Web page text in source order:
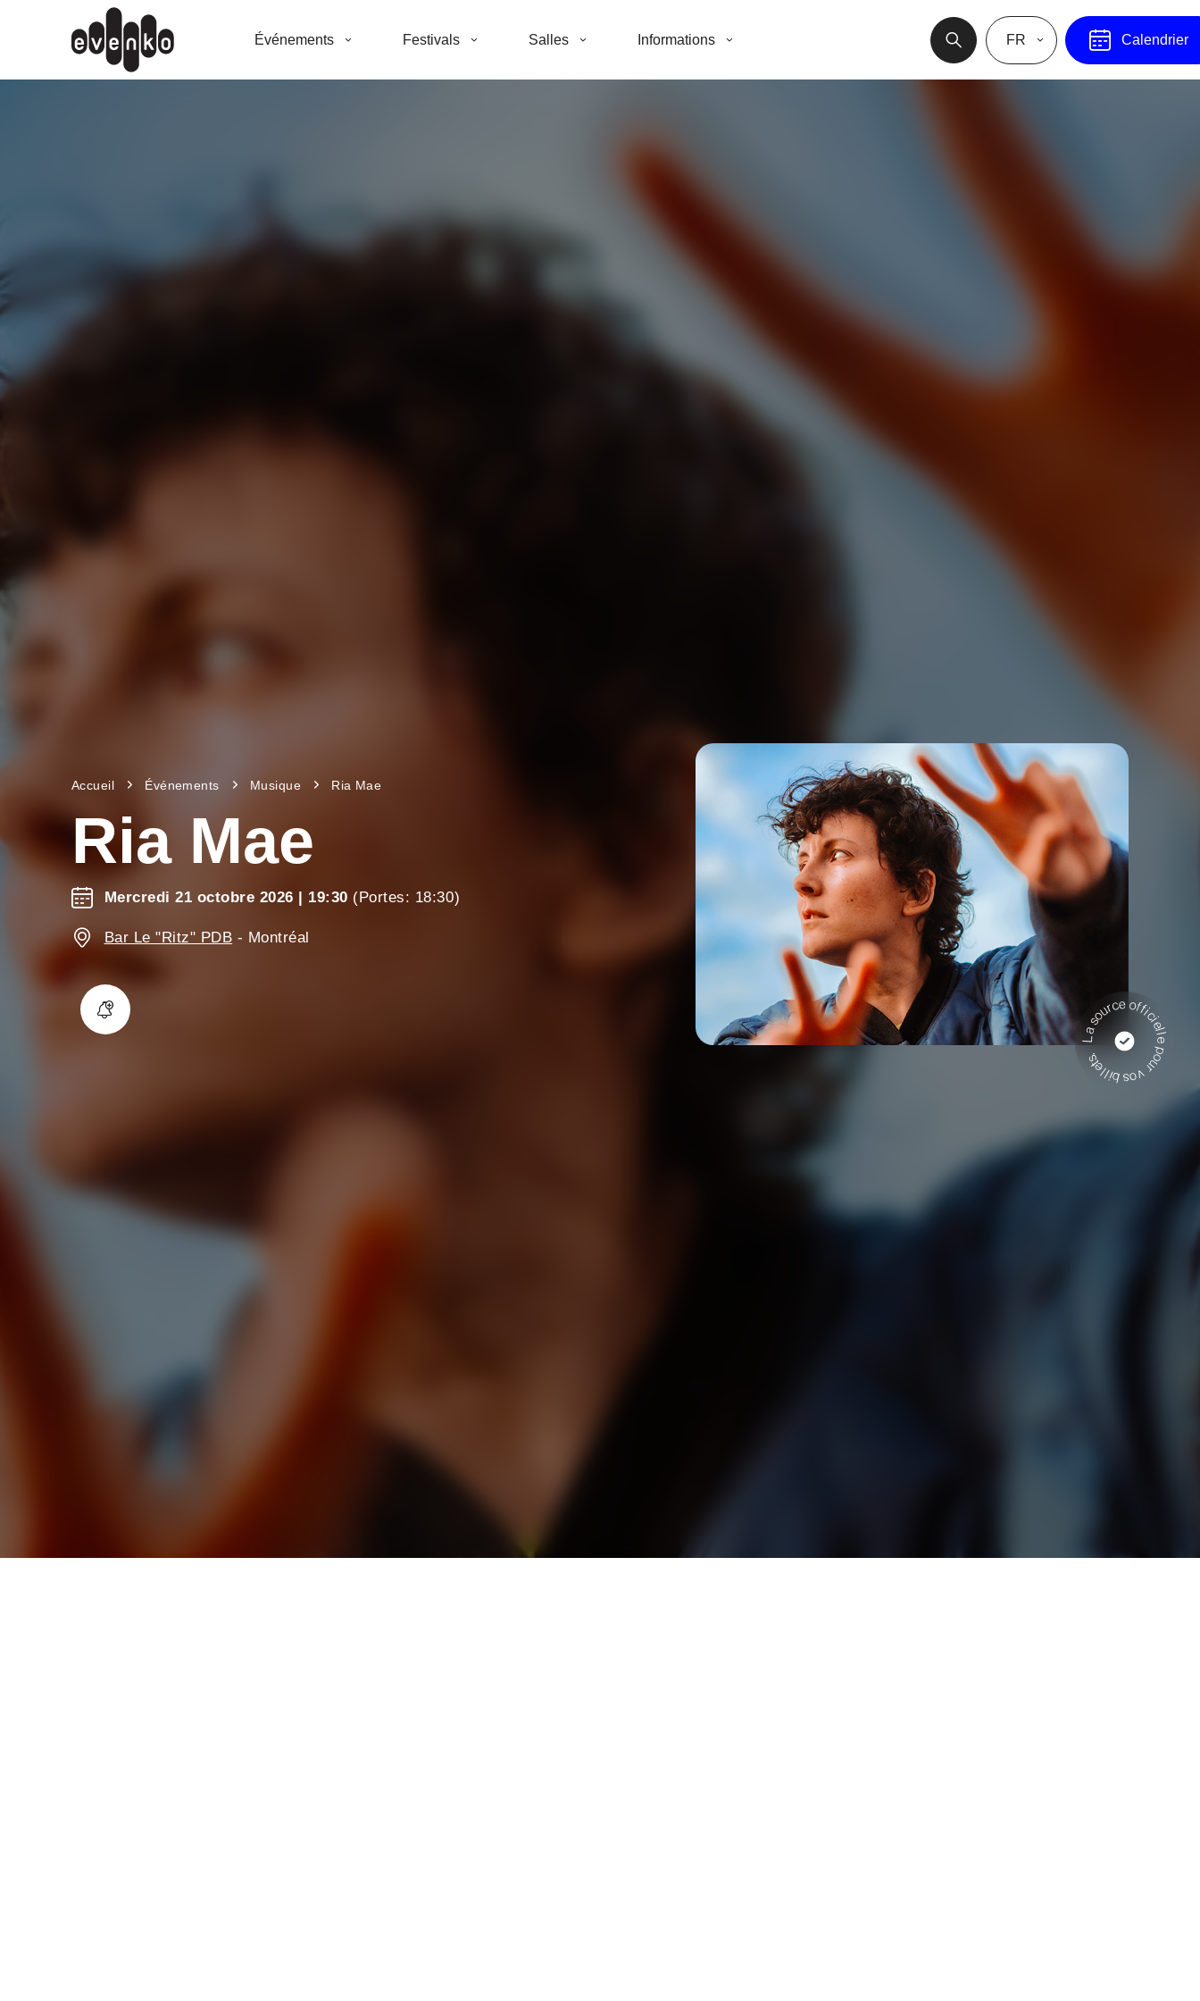
Événements Festivals Salles Informations FR Calendrier
Accueil Événements Musique Ria Mae
Ria Mae
Mercredi 21 octobre 2026 | 19:30 (Portes: 18:30)
Bar Le "Ritz" PDB - Montréal